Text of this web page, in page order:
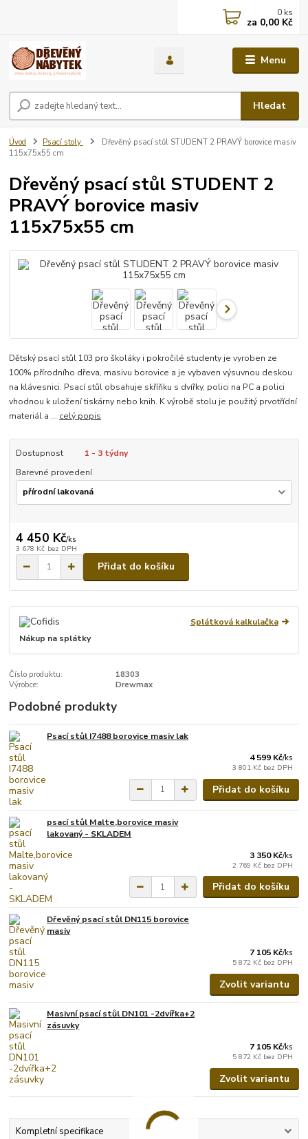
Menu
Hledat
0 ks
za 0,00 Kč
Úvod Psací stoly
Dřevěný psací stůl STUDENT 2 PRAVÝ borovice masiv
115x75x55 cm
Dřevěný psací stůl STUDENT 2
PRAVÝ borovice masiv
115x75x55 cm
Dětský psací stůl 103 pro školáky i pokročilé studenty je vyroben ze
100% přírodního dřeva, masivu borovice a je vybaven výsuvnou deskou
na klávesnici. Psací stůl obsahuje skříňku s dvířky, polici na PC a polici
vhodnou k uložení tiskárny nebo knih. K výrobě stolu je použitý prvotřídní
materiál a ... celý popis
Dostupnost
1 - 3 týdny
Barevné provedení
4 450 Kč/ks
3 678 Kč bez DPH
Přidat do košíku
Splátková kalkulačka
Nákup na splátky
Číslo produktu:
18303
Výrobce:
Drewmax
Podobné produkty
Psací stůl I7488 borovice masiv lak
4 599 Kč/ks
3 801 Kč bez DPH
Přidat do košíku
psací stůl Malte,borovice masiv
lakovaný - SKLADEM
3 350 Kč/ks
2 769 Kč bez DPH
Přidat do košíku
Dřevěný psací stůl DN115 borovice
masiv
7 105 Kč/ks
5 872 Kč bez DPH
Zvolit variantu
Masivní psací stůl DN101 -2dvířka+2
zásuvky
7 105 Kč/ks
5 872 Kč bez DPH
Zvolit variantu
Kompletní specifikace